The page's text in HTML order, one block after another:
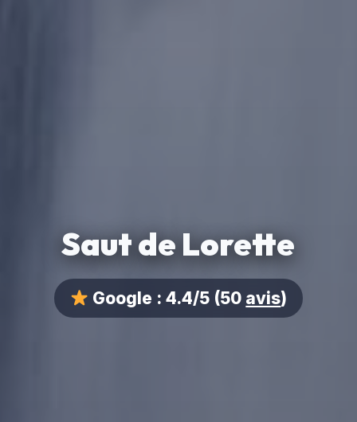
Saut de Lorette
Google :4.4/5 (50 avis)